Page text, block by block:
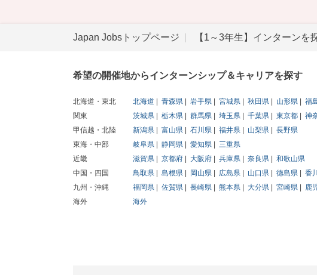
Japan Jobsトップページ 【1～3年生】インターンを
希望の開催地からインターンシップ＆キャリアを探す
北海道・東北 北海道 青森県 岩手県 宮城県 秋田県 山形県
福
関東
茨城県 栃木県 群馬県 埼玉県 千葉県 東京都
神
甲信越・北陸
新潟県 富山県 石川県 福井県 山梨県
長野県
東海・中部
岐阜県 静岡県 愛知県
三重県
近畿
滋賀県 京都府 大阪府 兵庫県 奈良県
和歌山県
中国・四国
鳥取県 島根県 岡山県 広島県 山口県 徳島県 香
九州・沖縄
福岡県 佐賀県 長崎県 熊本県 大分県 宮崎県 鹿
海外
海外